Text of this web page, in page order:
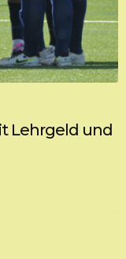
Lehrgeld und